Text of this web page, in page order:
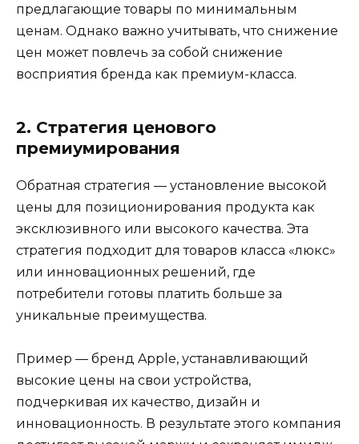
предлагающие товары по минимальным
ценам. Однако важно учитывать, что снижение
цен может повлечь за собой снижение
восприятия бренда как премиум-класса.
2. Стратегия ценового
премиумирования
Обратная стратегия — установление высокой
цены для позиционирования продукта как
эксклюзивного или высокого качества. Эта
стратегия подходит для товаров класса «люкс»
или инновационных решений, где
потребители готовы платить больше за
уникальные преимущества.
Пример — бренд Apple, устанавливающий
высокие цены на свои устройства,
подчеркивая их качество, дизайн и
инновационность. В результате этого компания